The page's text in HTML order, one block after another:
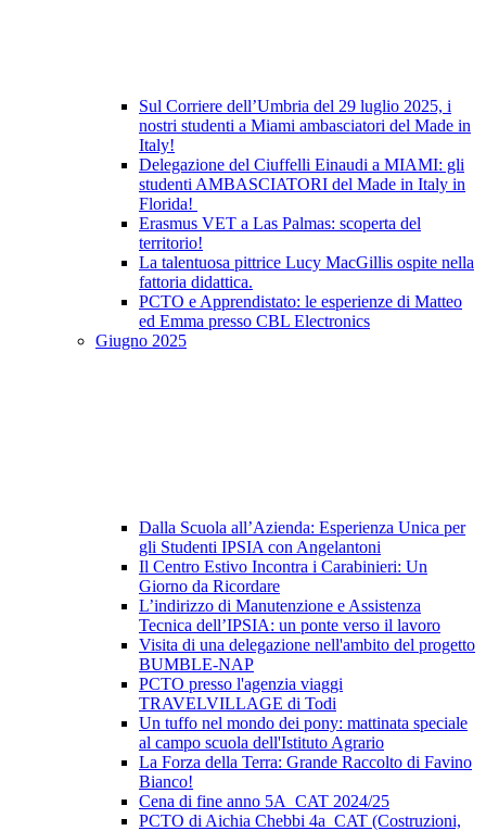
Sul Corriere dell’Umbria del 29 luglio 2025, i
nostri studenti a Miami ambasciatori del Made in
Italy!
Delegazione del Ciuffelli Einaudi a MIAMI: gli
studenti AMBASCIATORI del Made in Italy in
Florida!
Erasmus VET a Las Palmas: scoperta del
territorio!
La talentuosa pittrice Lucy MacGillis ospite nella
fattoria didattica.
PCTO e Apprendistato: le esperienze di Matteo
ed Emma presso CBL Electronics
Giugno 2025
Dalla Scuola all’Azienda: Esperienza Unica per
gli Studenti IPSIA con Angelantoni
Il Centro Estivo Incontra i Carabinieri: Un
Giorno da Ricordare
L’indirizzo di Manutenzione e Assistenza
Tecnica dell’IPSIA: un ponte verso il lavoro
Visita di una delegazione nell'ambito del progetto
BUMBLE-NAP
PCTO presso l'agenzia viaggi
TRAVELVILLAGE di Todi
Un tuffo nel mondo dei pony: mattinata speciale
al campo scuola dell'Istituto Agrario
La Forza della Terra: Grande Raccolto di Favino
Bianco!
Cena di fine anno 5A_CAT 2024/25
PCTO di Aichia Chebbi 4a_CAT (Costruzioni,